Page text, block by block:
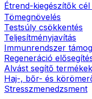
Étrend-kiegészítők
Tömegnövelés
Testsúly csökkentés
Teljesítményjavítás
Immunrendszer
Regeneráció
Alvást segítő termékek
Haj-, bőr- és
Stresszmenedzsment